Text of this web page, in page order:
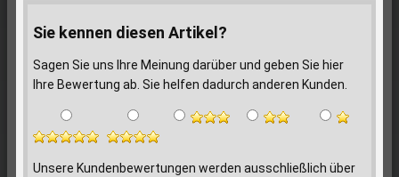
Sie kennen diesen Artikel?
Sagen Sie uns Ihre Meinung darüber und geben Sie hier
Ihre Bewertung ab. Sie helfen dadurch anderen Kunden.
Unsere Kundenbewertungen werden ausschließlich über